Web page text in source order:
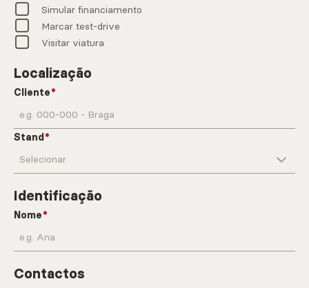
Simular financiamento
Marcar test-drive
Visitar viatura
Localização
Cliente
Stand
Identificação
Nome
Contactos